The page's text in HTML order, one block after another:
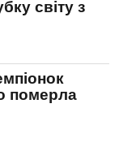
світу з
померла